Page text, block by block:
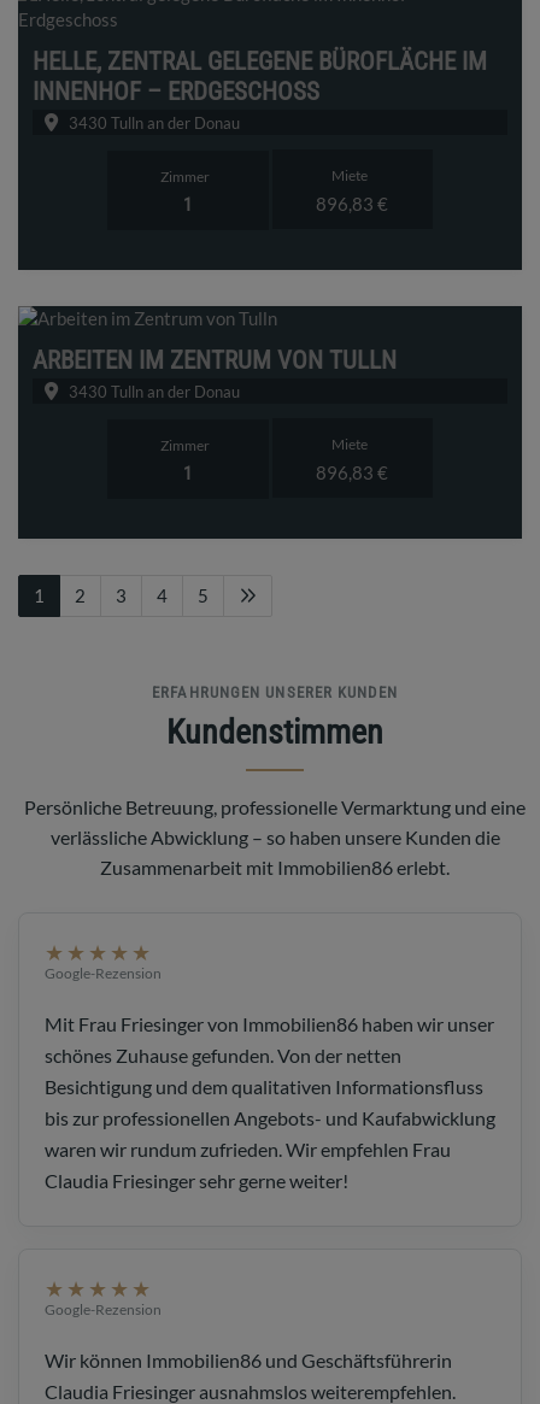
HELLE, ZENTRAL GELEGENE BÜROFLÄCHE IM
INNENHOF – ERDGESCHOSS
3430 Tulln an der Donau
Zimmer
1
Miete
896,83 €
ARBEITEN IM ZENTRUM VON TULLN
3430 Tulln an der Donau
Zimmer
1
Miete
896,83 €
1 2 3 4 5
ERFAHRUNGEN UNSERER KUNDEN
Kundenstimmen
Persönliche Betreuung, professionelle Vermarktung und eine
verlässliche Abwicklung – so haben unsere Kunden die
Zusammenarbeit mit Immobilien86 erlebt.
★★★★★
Google-Rezension
Mit Frau Friesinger von Immobilien86 haben wir unser
schönes Zuhause gefunden. Von der netten
Besichtigung und dem qualitativen Informationsfluss
bis zur professionellen Angebots- und Kaufabwicklung
waren wir rundum zufrieden. Wir empfehlen Frau
Claudia Friesinger sehr gerne weiter!
★★★★★
Google-Rezension
Wir können Immobilien86 und Geschäftsführerin
Claudia Friesinger ausnahmslos weiterempfehlen.